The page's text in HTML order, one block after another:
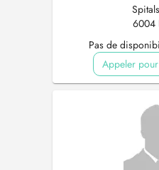
6004
Pas de
Appeler